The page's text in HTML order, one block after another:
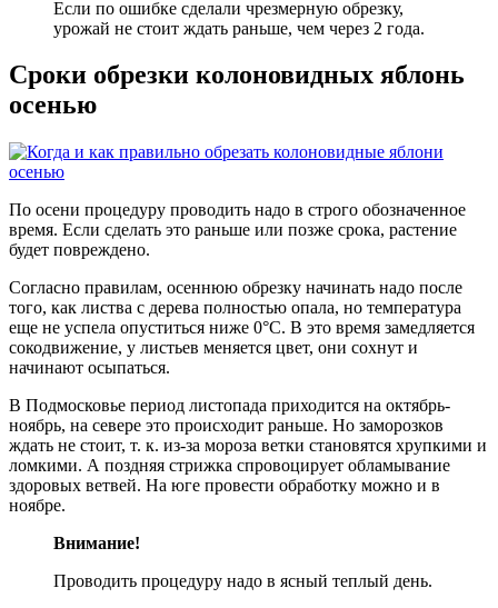
Если по ошибке сделали чрезмерную обрезку,
урожай не стоит ждать раньше, чем через 2 года.
Сроки обрезки колоновидных яблонь
осенью
По осени процедуру проводить надо в строго обозначенное
время. Если сделать это раньше или позже срока, растение
будет повреждено.
Согласно правилам, осеннюю обрезку начинать надо после
того, как листва с дерева полностью опала, но температура
еще не успела опуститься ниже 0°C. В это время замедляется
сокодвижение, у листьев меняется цвет, они сохнут и
начинают осыпаться.
В Подмосковье период листопада приходится на октябрь-
ноябрь, на севере это происходит раньше. Но заморозков
ждать не стоит, т. к. из-за мороза ветки становятся хрупкими и
ломкими. А поздняя стрижка спровоцирует обламывание
здоровых ветвей. На юге провести обработку можно и в
ноябре.
Внимание!
Проводить процедуру надо в ясный теплый день.